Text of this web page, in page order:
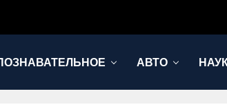
АВТО